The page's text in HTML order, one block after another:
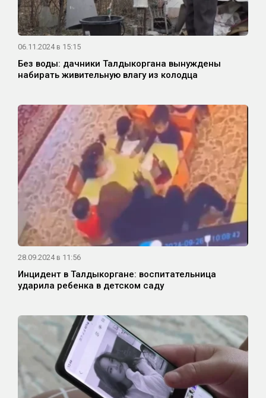
06.11.2024 в 15:15
Без воды: дачники Талдыкоргана вынуждены
набирать живительную влагу из колодца
28.09.2024 в 11:56
Инцидент в Талдыкоргане: воспитательница
ударила ребенка в детском саду